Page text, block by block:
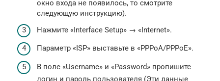
окно входа не появилось, то смотрите
следующую инструкцию).
Нажмите «Interface Setup» → «Internet».
Параметр «ISP» выставьте в «PPPoA/PPPoE».
В поле «Username» и «Password» пропишите
логин и пароль пользователя (Эти данные